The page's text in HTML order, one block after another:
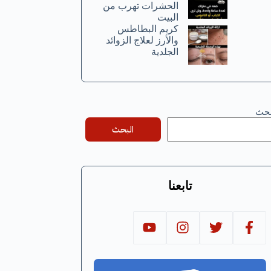
الحشرات تهرب من
البيت
كريم البطاطس
والأرز لعلاج الزوائد
الجلدية
البحث
تابعنا